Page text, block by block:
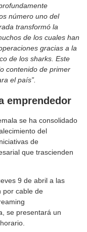
número uno del
transformó la
de los cuales han
gracias a la
de los sharks. Este
contenido de primer
el país”.
emprendedor
se ha consolidado
del
de
que trascienden
9 de abril a las
por cable de
se presentará un